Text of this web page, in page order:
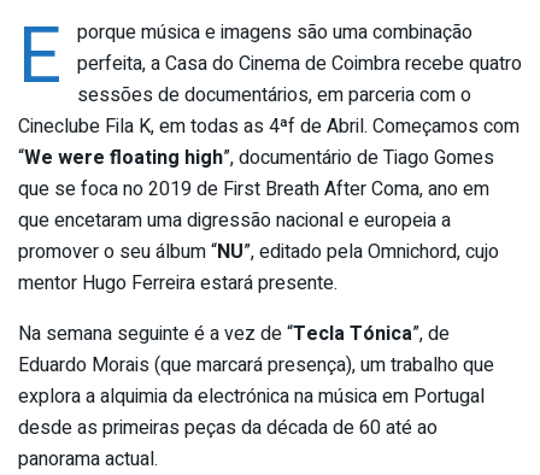
E
porque música e imagens são uma combinação
perfeita, a Casa do Cinema de Coimbra recebe quatro
sessões de documentários, em parceria com o
Cineclube Fila K, em todas as 4ªf de Abril. Começamos com
“We were floating high”, documentário de Tiago Gomes
que se foca no 2019 de First Breath After Coma, ano em
que encetaram uma digressão nacional e europeia a
promover o seu álbum “NU”, editado pela Omnichord, cujo
mentor Hugo Ferreira estará presente.
Na semana seguinte é a vez de “Tecla Tónica”, de
Eduardo Morais (que marcará presença), um trabalho que
explora a alquimia da electrónica na música em Portugal
desde as primeiras peças da década de 60 até ao
panorama actual.